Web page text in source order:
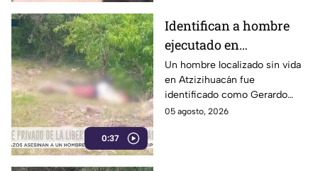
0:37
Identifican a hombre
ejecutado en
Atzizihuacán; fue
privado de la libertad
Un hombre localizado sin vida
en Atzizihuacán fue
identificado como Gerardo
“N”, de 27 años, quien
05 agosto, 2026